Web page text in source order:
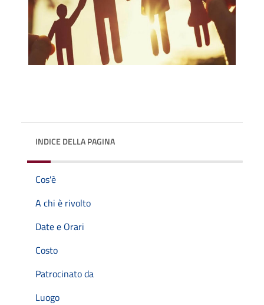
INDICE DELLA PAGINA
Cos'è
A chi è rivolto
Date e Orari
Costo
Patrocinato da
Luogo